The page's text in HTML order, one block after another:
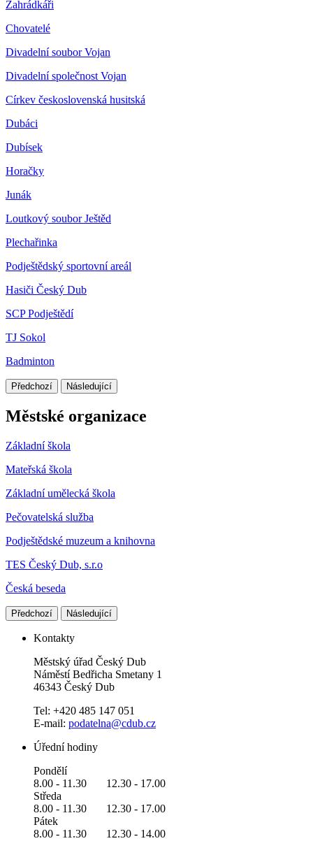
Zahrádkáři
Chovatelé
Divadelní soubor Vojan
Divadelní společnost Vojan
Církev československá husitská
Dubáci
Dubísek
Horačky
Junák
Loutkový soubor Ještěd
Plechařinka
Podještědský sportovní areál
Hasiči Český Dub
SCP Podještědí
TJ Sokol
Badminton
Předchozí Následující
Městské organizace
Základní škola
Mateřská škola
Základní umělecká škola
Pečovatelská služba
Podještědské muzeum a knihovna
TES Český Dub, s.r.o
Česká beseda
Předchozí Následující
Kontakty
Městský úřad Český Dub
Náměstí Bedřicha Smetany 1
46343 Český Dub
Tel: +420 485 147 051
E-mail: podatelna@cdub.cz
Úřední hodiny
Pondělí
8.00 - 11.30 12.30 - 17.00
Středa
8.00 - 11.30 12.30 - 17.00
Pátek
8.00 - 11.30 12.30 - 14.00